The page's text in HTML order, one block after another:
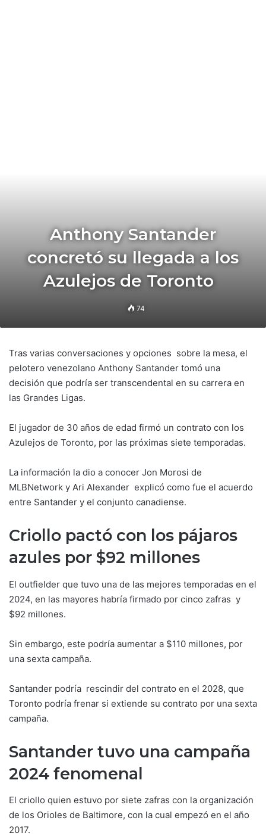
Anthony Santander
concretó su llegada a los
Azulejos de Toronto
74
Tras varias conversaciones y opciones sobre la mesa, el
pelotero venezolano Anthony Santander tomó una
decisión que podría ser transcendental en su carrera en
las Grandes Ligas.
El jugador de 30 años de edad firmó un contrato con los
Azulejos de Toronto, por las próximas siete temporadas.
La información la dio a conocer Jon Morosi de
MLBNetwork y Ari Alexander explicó como fue el acuerdo
entre Santander y el conjunto canadiense.
Criollo pactó con los pájaros
azules por $92 millones
El outfielder que tuvo una de las mejores temporadas en el
2024, en las mayores habría firmado por cinco zafras y
$92 millones.
Sin embargo, este podría aumentar a $110 millones, por
una sexta campaña.
Santander podría rescindir del contrato en el 2028, que
Toronto podría frenar si extiende su contrato por una sexta
campaña.
Santander tuvo una campaña
2024 fenomenal
El criollo quien estuvo por siete zafras con la organización
de los Orioles de Baltimore, con la cual empezó en el año
2017.